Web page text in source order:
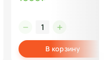
В корзину